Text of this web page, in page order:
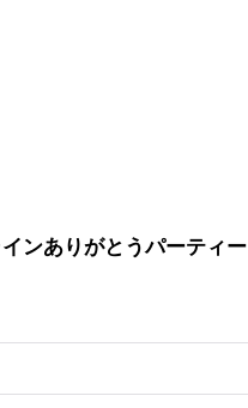
ンありがとうパーティー